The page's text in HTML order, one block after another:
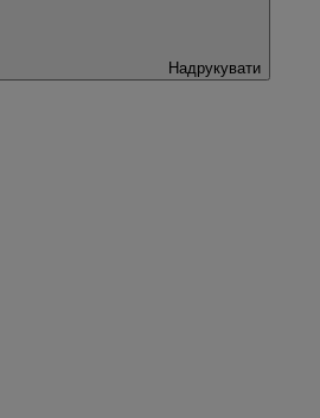
Надрукувати